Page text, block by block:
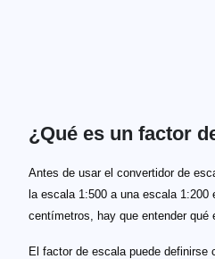
¿Qué es un factor
Antes de usar el convertidor de
la escala 1:500 a una escala
centímetros, hay que entender qué
El factor de escala puede definirse